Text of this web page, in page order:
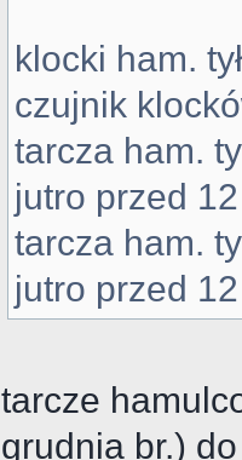
klocki ham.
czujnik
tarcza ham.
jutro przed 12
tarcza ham.
jutro przed 12
tarcze
grudnia br.)